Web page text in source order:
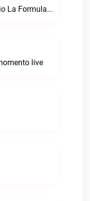
Radio formula una formula hecha para tus oídos.Radio La Formula Frutillar live
live